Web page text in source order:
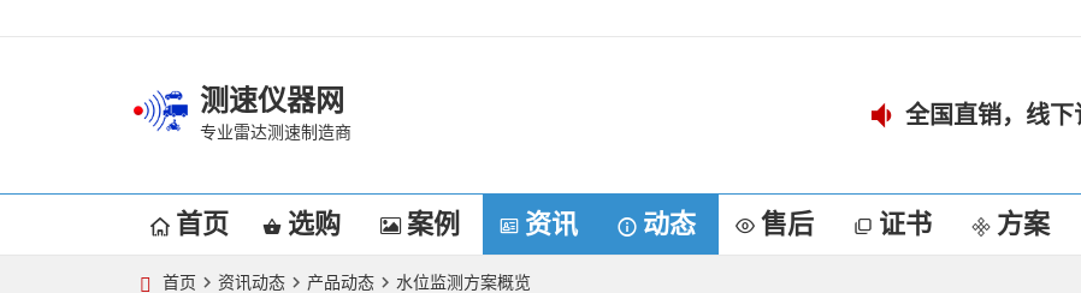
测速仪器网
专业雷达测速制造商
全国直销，线下
首页 选购 案例 资讯 动态 售后 证书 方案
首页 资讯动态 产品动态 水位监测方案概览